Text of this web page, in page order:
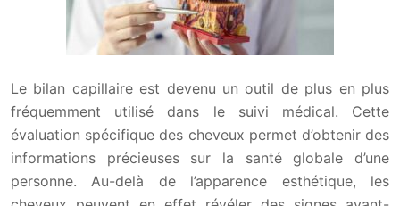
Le bilan capillaire est devenu un outil de plus en plus
fréquemment utilisé dans le suivi médical. Cette
évaluation spécifique des cheveux permet d’obtenir des
informations précieuses sur la santé globale d’une
personne. Au-delà de l’apparence esthétique, les